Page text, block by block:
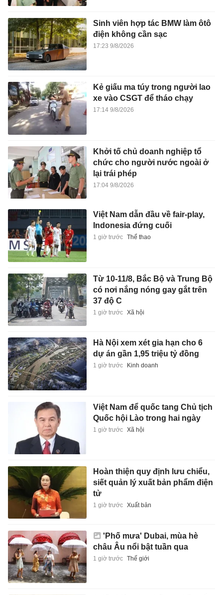
Sinh viên hợp tác BMW làm ôtô
điện không cần sạc
17:23 9/8/2026
Kẻ giấu ma túy trong người lao
xe vào CSGT để tháo chạy
17:14 9/8/2026
Khởi tố chủ doanh nghiệp tổ
chức cho người nước ngoài ở
lại trái phép
17:04 9/8/2026
Việt Nam dẫn đầu về fair-play,
Indonesia đứng cuối
1 giờ trước Thể thao
Từ 10-11/8, Bắc Bộ và Trung Bộ
có nơi nắng nóng gay gắt trên
37 độ C
1 giờ trước Xã hội
Hà Nội xem xét gia hạn cho 6
dự án gần 1,95 triệu tỷ đồng
1 giờ trước Kinh doanh
Việt Nam để quốc tang Chủ tịch
Quốc hội Lào trong hai ngày
1 giờ trước Xã hội
Hoàn thiện quy định lưu chiểu,
siết quản lý xuất bản phẩm điện
tử
1 giờ trước Xuất bản
'Phố mưa' Dubai, mùa hè
châu Âu nổi bật tuần qua
1 giờ trước Thế giới